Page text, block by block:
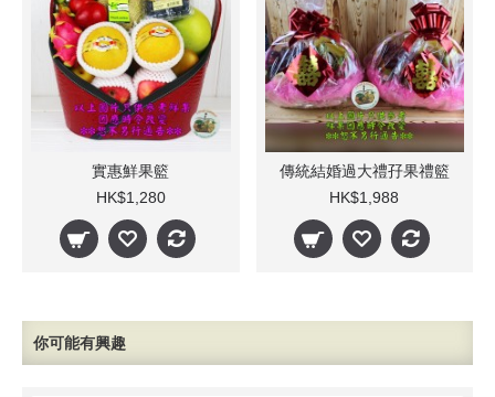
實惠鮮果籃
HK$1,280
傳統結婚過大禮孖果禮籃
HK$1,988
你可能有興趣